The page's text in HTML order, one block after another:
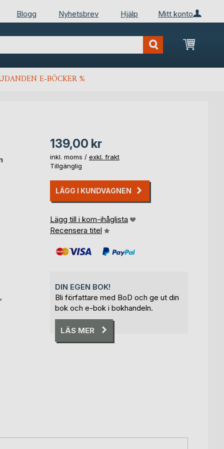
Mitt konto
Blogg Nyhetsbrev Hjälp
Min
E-BÖCKER %
139,00 kr
inkl. moms / exkl. frakt
Tillgänglig
LÄGG I KUNDVAGNEN
Lägg till i kom-ihåglista
Recensera titel
DIN EGEN BOK!
Bli författare med BoD och ge ut din
bok och e-bok i bokhandeln.
LÄS MER